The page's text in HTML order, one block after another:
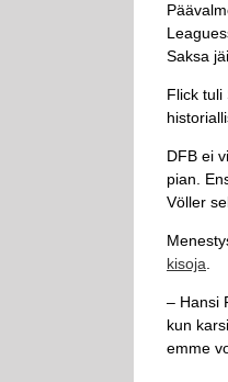
Saksa
Flick tuli
DFB ei
pian.
Völler
kisoja
– Hansi
kun
emme